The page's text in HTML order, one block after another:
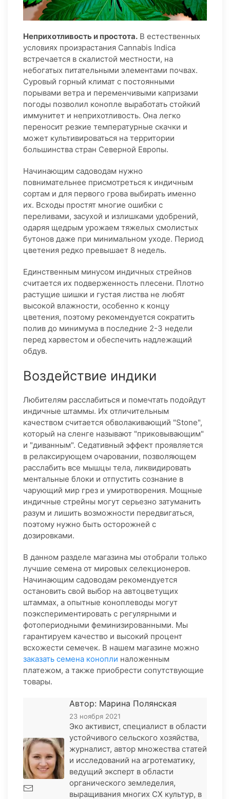
Неприхотливость и простота. В естественных
условиях произрастания Cannabis Indica
встречается в скалистой местности, на
небогатых питательными элементами почвах.
Суровый горный климат с постоянными
порывами ветра и переменчивыми капризами
погоды позволил конопле выработать стойкий
иммунитет и неприхотливость. Она легко
переносит резкие температурные скачки и
может культивироваться на территории
большинства стран Северной Европы.
Начинающим садоводам нужно
повнимательнее присмотреться к индичным
сортам и для первого грова выбирать именно
их. Всходы простят многие ошибки с
переливами, засухой и излишками удобрений,
одаряя щедрым урожаем тяжелых смолистых
бутонов даже при минимальном уходе. Период
цветения редко превышает 8 недель.
Единственным минусом индичных стрейнов
считается их подверженность плесени. Плотно
растущие шишки и густая листва не любят
высокой влажности, особенно к концу
цветения, поэтому рекомендуется сократить
полив до минимума в последние 2-3 недели
перед харвестом и обеспечить надлежащий
обдув.
Воздействие индики
Любителям расслабиться и помечтать подойдут
индичные штаммы. Их отличительным
качеством считается обволакивающий "Stone",
который на сленге называют "приковывающим"
и "диванным". Седативный эффект проявляется
в релаксирующем очаровании, позволяющем
расслабить все мышцы тела, ликвидировать
ментальные блоки и отпустить сознание в
чарующий мир грез и умиротворения. Мощные
индичные стрейны могут серьезно затуманить
разум и лишить возможности передвигаться,
поэтому нужно быть осторожней с
дозировками.
В данном разделе магазина мы отобрали только
лучшие семена от мировых селекционеров.
Начинающим садоводам рекомендуется
остановить свой выбор на автоцветущих
штаммах, а опытные коноплеводы могут
поэкспериментировать с регулярными и
фотопериодными феминизированными. Мы
гарантируем качество и высокий процент
всхожести семечек. В нашем магазине можно
заказать семена конопли наложенным
платежом, а также приобрести сопутствующие
товары.
Автор: Марина Полянская
23 ноября 2021
Эко активист, специалист в области
устойчивого сельского хозяйства,
журналист, автор множества статей
и исследований на агротематику,
ведущий эксперт в области
органического земледелия,
выращивания многих СХ культур, в